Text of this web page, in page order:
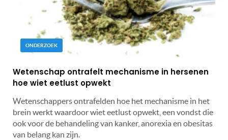
ONDERZOEK
Wetenschap ontrafelt mechanisme in hersenen
hoe wiet eetlust opwekt
Wetenschappers ontrafelden hoe het mechanisme in het
brein werkt waardoor wiet eetlust opwekt, een vondst die
ook voor de behandeling van kanker, anorexia en obesitas
van belang kan zijn.